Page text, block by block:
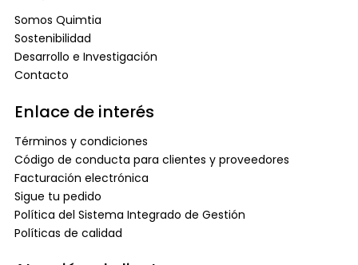
Somos Quimtia
Sostenibilidad
Desarrollo e Investigación
Contacto
Enlace de interés
Términos y condiciones
Código de conducta para clientes y proveedores
Facturación electrónica
Sigue tu pedido
Política del Sistema Integrado de Gestión
Políticas de calidad